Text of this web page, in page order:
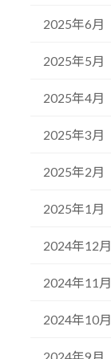
2025年6月
2025年5月
2025年4月
2025年3月
2025年2月
2025年1月
2024年12月
2024年11月
2024年10月